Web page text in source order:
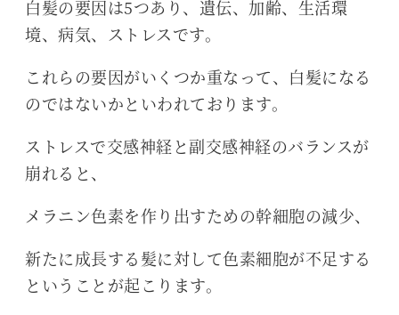
白髪の要因は5つあり、遺伝、加齢、生活環
境、病気、ストレスです。
これらの要因がいくつか重なって、白髪になる
のではないかといわれております。
ストレスで交感神経と副交感神経のバランスが
崩れると、
メラニン色素を作り出すための幹細胞の減少、
新たに成長する髪に対して色素細胞が不足する
ということが起こります。